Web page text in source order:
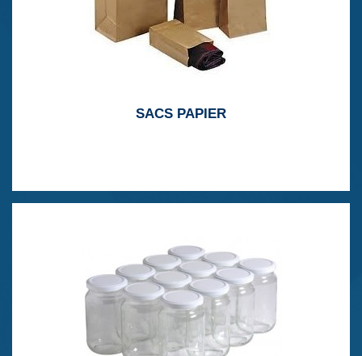
SACS PAPIER